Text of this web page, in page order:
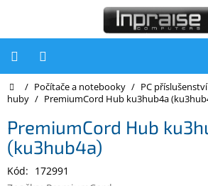
Počítače
Inpraise
Notebooky
Tiskárny
Domů
/ Počítače a notebooky / PC příslušenství
huby / PremiumCord Hub ku3hub4a
PremiumCord Hub
(ku3hub4a)
Kód: 172991